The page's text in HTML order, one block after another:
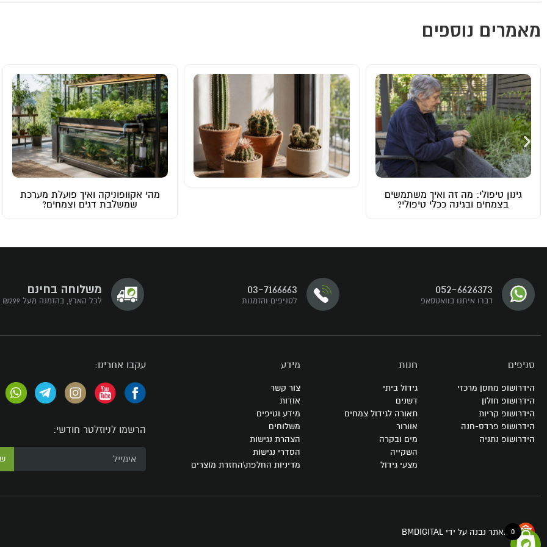
מאמרים נוספים
גידול סוקולנטים – איך מגדלים
סוקולנטים ושומרים עליהם בריאים?
עקבו אחרינו
052-6626373
דברו איתנו בוואטסאפ
03-7166663
לסניפים והזמנות
משלוחה בחינם
לכל הארץ, בהזמנה מעל ₪299
סניפים
הידרושופ מחסן מרכזי
הידרושופ חולון
הידרושופ קריות
הידרושופ פרדס-חנה
הידרושופ נתניה
חנות
גידול ביתי
דשנים
תאורה לגידול צמחים
אוורור
מים ובקרה
השקייה
מצעי גידול
מידע
צור קשר
אודות
מידע וטיפים
משלוחים
הצהרת נגישות
הסדרי נגישות
מדיניות החלפת\החזרת מוצרים
עקבו אחרינו:
הרשמו לניוזלטר חודשי:
האתר נבנה על ידי BMDIGITAL 0